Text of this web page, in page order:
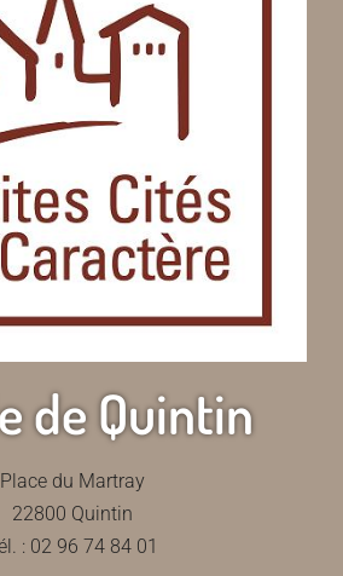
de Quintin
Place du Martray
22800 Quintin
: 02 96 74 84 01